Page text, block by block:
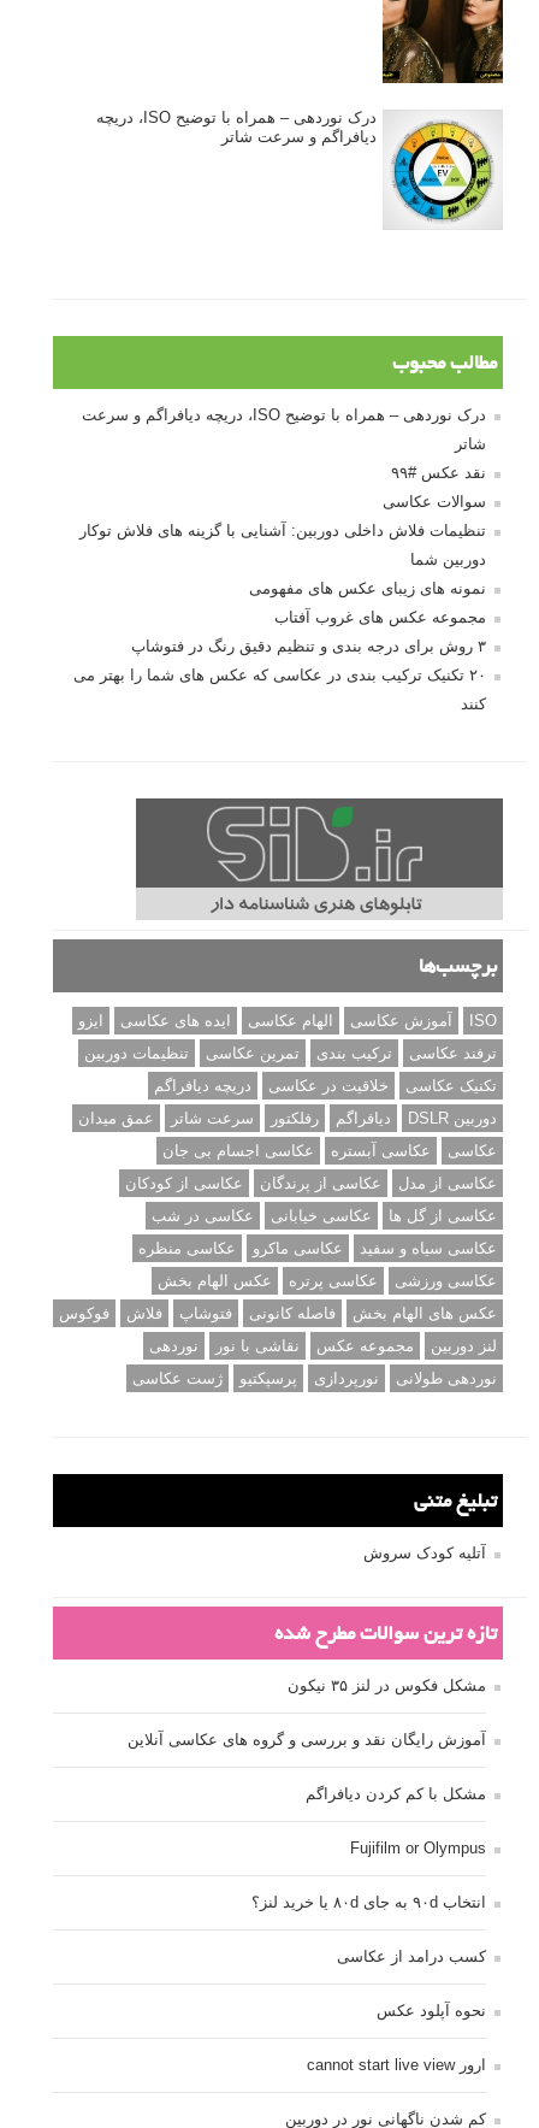
درک نوردهی – همراه با توضیح ISO، دریچه
دیافراگم و سرعت شاتر
مطالب محبوب
درک نوردهی – همراه با توضیح ISO، دریچه دیافراگم و سرعت
شاتر
نقد عکس #۹۹
سوالات عکاسی
تنظیمات فلاش داخلی دوربین: آشنایی با گزینه های فلاش توکار
دوربین شما
نمونه های زیبای عکس های مفهومی
مجموعه عکس های غروب آفتاب
۳ روش برای درجه بندی و تنظیم دقیق رنگ در فتوشاپ
۲۰ تکنیک ترکیب بندی در عکاسی که عکس های شما را بهتر می
کنند
برچسب‌ها
ISO آموزش عکاسی الهام عکاسی ایده های عکاسی
ایزو
ترفند عکاسی
ترکیب بندی تمرین عکاسی
تنظیمات دوربین
تکنیک عکاسی
خلاقیت در عکاسی
دریچه دیافراگم
دوربین DSLR
دیافراگم رفلکتور سرعت شاتر
عمق میدان
عکاسی
عکاسی آبستره
عکاسی اجسام بی جان
عکاسی از مدل
عکاسی از پرندگان
عکاسی از کودکان
عکاسی از گل ها
عکاسی خیابانی
عکاسی در شب
عکاسی سیاه و سفید
عکاسی ماکرو
عکاسی منظره
عکاسی ورزشی
عکاسی پرتره
عکس الهام بخش
عکس های الهام بخش
فاصله کانونی فتوشاپ فلاش
فوکوس
لنز دوربین
مجموعه عکس نقاشی با نور
نوردهی
نوردهی طولانی
نورپردازی پرسپکتیو ژست عکاسی
تبلیغ متنی
آتلیه کودک سروش
تازه ترین سوالات مطرح شده
مشکل فکوس در لنز ۳۵ نیکون
آموزش رایگان نقد و بررسی و گروه های عکاسی آنلاین
مشکل با کم کردن دیافراگم
Fujifilm or Olympus
انتخاب ۹۰d به جای ۸۰d یا خرید لنز؟
کسب درامد از عکاسی
نحوه آپلود عکس
ارور cannot start live view
کم شدن ناگهانی نور در دوربین